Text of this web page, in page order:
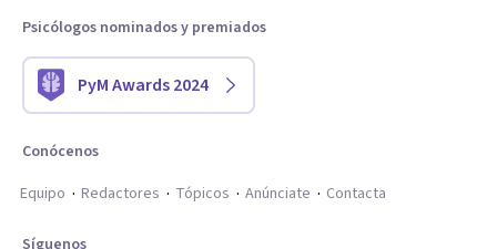
Psicólogos nominados y premiados
PyM Awards 2024
Conócenos
Equipo
Redactores Tópicos Anúnciate Contacta
Síguenos